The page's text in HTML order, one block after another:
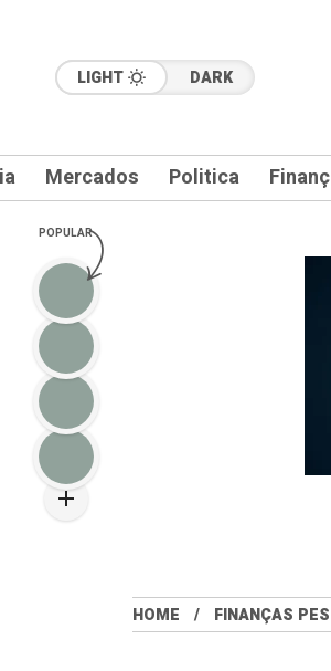
LIGHT DARK
Mercados Politica
HOME FINANÇAS
POPULAR